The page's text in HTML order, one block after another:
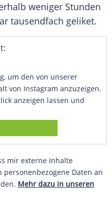
weniger Stunden
tausendfach geliket.
um den von unserer
von Instagram anzuzeigen.
anzeigen lassen und
mir externe Inhalte
Daten an
Mehr dazu in unseren